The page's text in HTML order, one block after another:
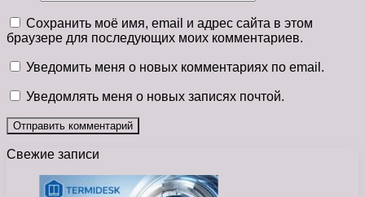
Сохранить моё имя, email и адрес сайта в этом
браузере для последующих моих комментариев.
Уведомить меня о новых комментариях по email.
Уведомлять меня о новых записях почтой.
Свежие записи